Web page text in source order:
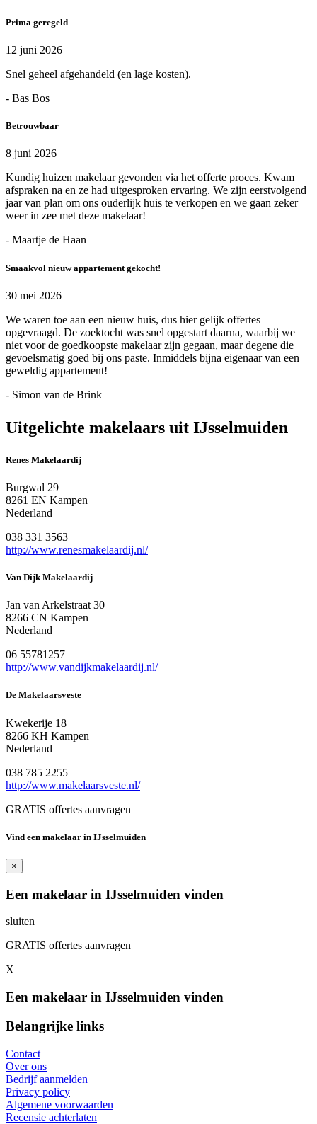
Prima geregeld
12 juni 2026
Snel geheel afgehandeld (en lage kosten).
- Bas Bos
Betrouwbaar
8 juni 2026
Kundig huizen makelaar gevonden via het offerte proces. Kwam
afspraken na en ze had uitgesproken ervaring. We zijn eerstvolgend
jaar van plan om ons ouderlijk huis te verkopen en we gaan zeker
weer in zee met deze makelaar!
- Maartje de Haan
Smaakvol nieuw appartement gekocht!
30 mei 2026
We waren toe aan een nieuw huis, dus hier gelijk offertes
opgevraagd. De zoektocht was snel opgestart daarna, waarbij we
niet voor de goedkoopste makelaar zijn gegaan, maar degene die
gevoelsmatig goed bij ons paste. Inmiddels bijna eigenaar van een
geweldig appartement!
- Simon van de Brink
Uitgelichte makelaars uit IJsselmuiden
Renes Makelaardij
Burgwal 29
8261 EN Kampen
Nederland
038 331 3563
http://www.renesmakelaardij.nl/
Van Dijk Makelaardij
Jan van Arkelstraat 30
8266 CN Kampen
Nederland
06 55781257
http://www.vandijkmakelaardij.nl/
De Makelaarsveste
Kwekerije 18
8266 KH Kampen
Nederland
038 785 2255
http://www.makelaarsveste.nl/
GRATIS offertes aanvragen
Vind een makelaar in IJsselmuiden
×
Een makelaar in IJsselmuiden vinden
sluiten
GRATIS offertes aanvragen
X
Een makelaar in IJsselmuiden vinden
Belangrijke links
Contact
Over ons
Bedrijf aanmelden
Privacy policy
Algemene voorwaarden
Recensie achterlaten